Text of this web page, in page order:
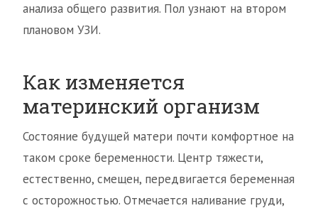
анализа общего развития. Пол узнают на втором
плановом УЗИ.
Как изменяется
материнский организм
Состояние будущей матери почти комфортное на
таком сроке беременности. Центр тяжести,
естественно, смещен, передвигается беременная
с осторожностью. Отмечается наливание груди,